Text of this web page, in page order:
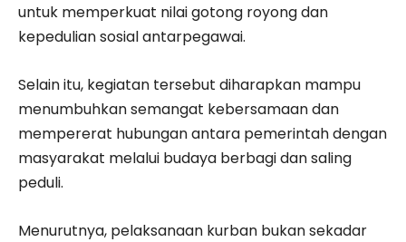
untuk memperkuat nilai gotong royong dan
kepedulian sosial antarpegawai.
Selain itu, kegiatan tersebut diharapkan mampu
menumbuhkan semangat kebersamaan dan
mempererat hubungan antara pemerintah dengan
masyarakat melalui budaya berbagi dan saling
peduli.
Menurutnya, pelaksanaan kurban bukan sekadar